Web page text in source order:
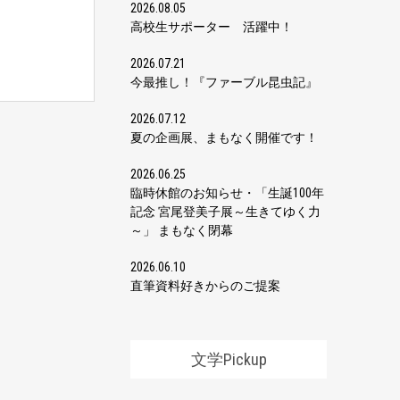
2026.08.05
高校生サポーター 活躍中！
2026.07.21
今最推し！『ファーブル昆虫記』
2026.07.12
夏の企画展、まもなく開催です！
2026.06.25
臨時休館のお知らせ・「生誕100年
記念 宮尾登美子展～生きてゆく力
～」 まもなく閉幕
2026.06.10
直筆資料好きからのご提案
文学Pickup